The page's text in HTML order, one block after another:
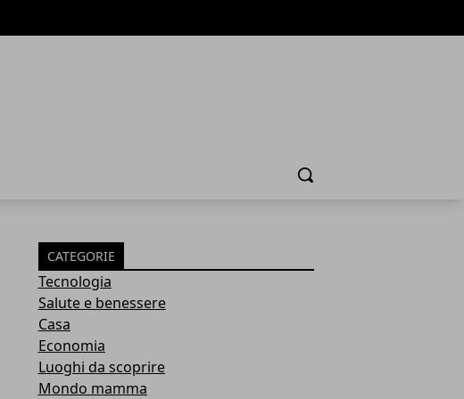
Cerca
CATEGORIE
Tecnologia
Salute e benessere
Casa
Economia
Luoghi da scoprire
Mondo mamma